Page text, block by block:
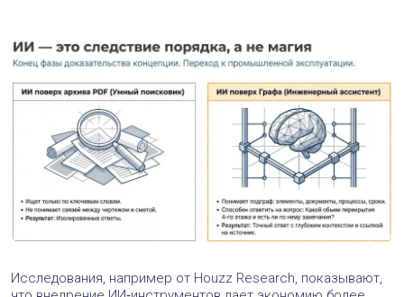
Исследования, например от Houzz Research, показывают,